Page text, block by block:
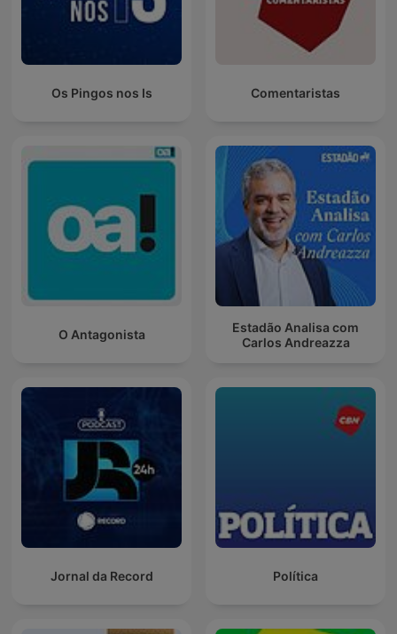
Os Pingos nos Is Comentaristas
O Antagonista
Estadão Analisa com
Carlos Andreazza
Jornal da Record Política